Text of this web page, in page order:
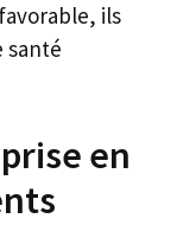
ils
santé
en